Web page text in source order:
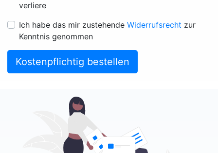
verliere
Ich habe das mir zustehende Widerrufsrecht zur
Kenntnis genommen
Kostenpflichtig bestellen